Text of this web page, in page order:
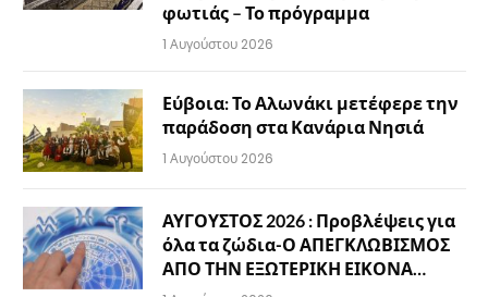
φωτιάς – Το πρόγραμμα
1 Αυγούστου 2026
Εύβοια: Το Αλωνάκι μετέφερε την
παράδοση στα Κανάρια Νησιά
1 Αυγούστου 2026
ΑΥΓΟΥΣΤΟΣ 2026 : Προβλέψεις για
όλα τα ζώδια-Ο ΑΠΕΓΚΛΩΒΙΣΜΟΣ
ΑΠΟ ΤΗΝ ΕΞΩΤΕΡΙΚΗ ΕΙΚΟΝΑ…